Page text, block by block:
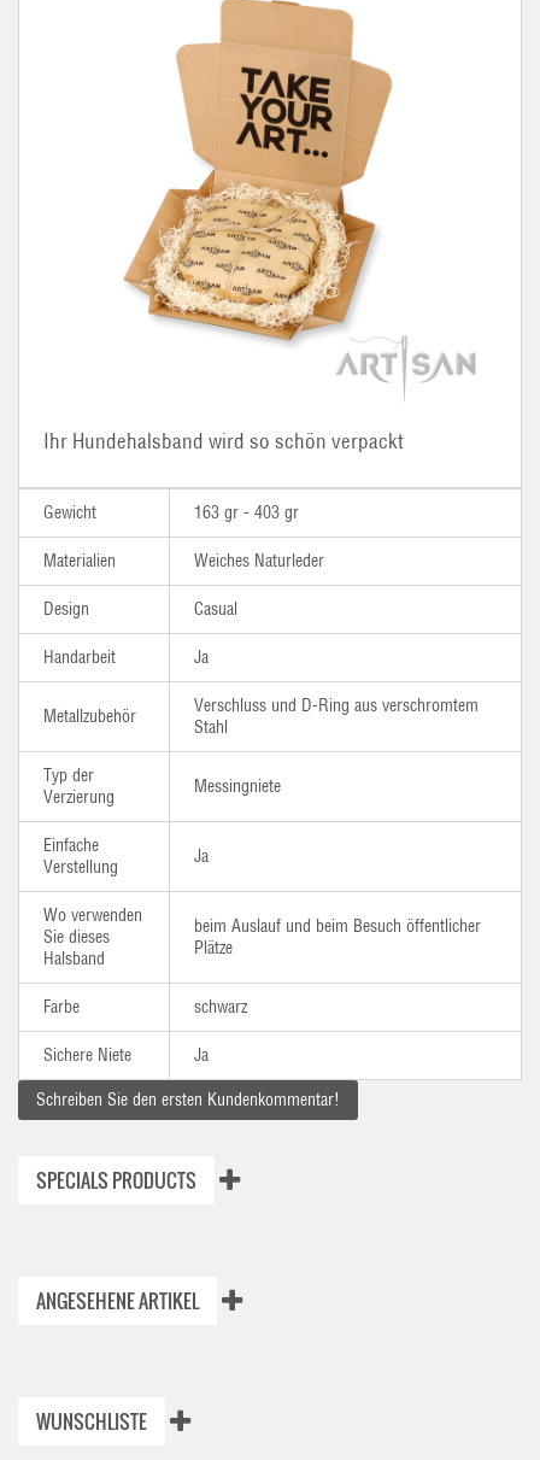
Ihr Hundehalsband wird so schön verpackt
Gewicht 163 gr - 403 gr
Materialien Weiches Naturleder
Design Casual
Handarbeit Ja
Metallzubehör
Verschluss und D-Ring aus verschromtem
Stahl
Typ der
Verzierung
Messingniete
Einfache
Verstellung
Ja
Wo verwenden
Sie dieses
Halsband
beim Auslauf und beim Besuch öffentlicher
Plätze
Farbe schwarz
Sichere Niete Ja
Schreiben Sie den ersten Kundenkommentar!
SPECIALS PRODUCTS
ANGESEHENE ARTIKEL
WUNSCHLISTE